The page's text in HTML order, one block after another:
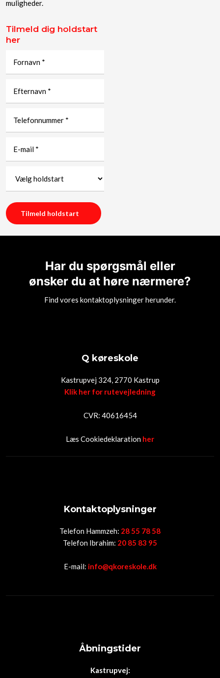
muligheder.
Tilmeld dig holdstart
her ​
Har du spørgsmål eller
​ønsker du at høre nærmere?
Find vores kontaktoplysninger herunder.
Q køreskole
Kastrupvej 324, 2770 Kastrup
Klik her for rutevejledning
CVR: 40616454
Læs Cookiedeklaration her
Kontaktoplysninger
Telefon Hammzeh: 28 55 78 58
Telefon Ibrahim: 20 85 83 95
E-mail: info@qkoreskole.dk
Åbningstider
Kastrupvej: